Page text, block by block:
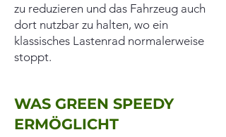
zu reduzieren und das Fahrzeug auch
dort nutzbar zu halten, wo ein
klassisches Lastenrad normalerweise
stoppt.
WAS GREEN SPEEDY
ERMÖGLICHT